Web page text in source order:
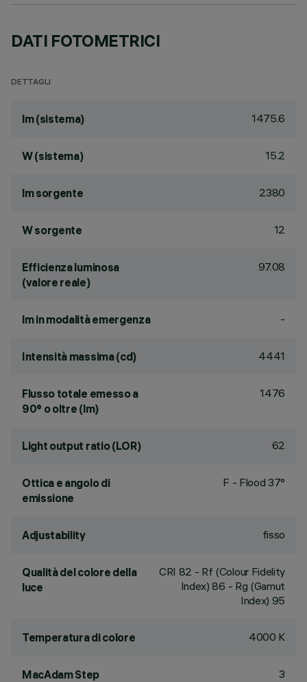
DATI FOTOMETRICI
DETTAGLI
lm (sistema) 1475.6
W (sistema) 15.2
lm sorgente 2380
W sorgente 12
Efficienza luminosa
(valore reale)
97.08
lm in modalità emergenza -
Intensità massima (cd) 4441
Flusso totale emesso a
90° o oltre (lm)
1476
Light output ratio (LOR) 62
Ottica e angolo di
emissione
F - Flood 37°
Adjustability fisso
Qualità del colore della
luce
CRI 82 - Rf (Colour Fidelity
Index) 86 - Rg (Gamut
Index) 95
Temperatura di colore 4000 K
MacAdam Step 3